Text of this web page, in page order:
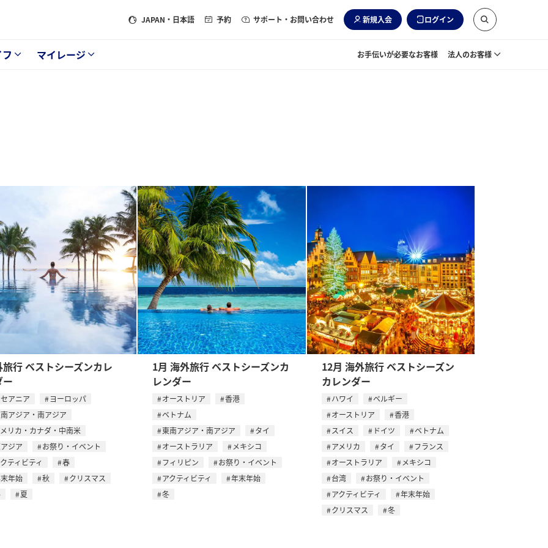
JAPAN ・日本語 予約 サポート・お問い合わせ 新規入会 ログイン
マイレージ お手伝いが必要なお客様 法人のお客様
行 ベストシーズンカレ
アニア
ヨーロッパ
アジア・南アジア
リカ・カナダ・中南米
ジア
お祭り・イベント
ティビティ
春
年始
秋
クリスマス
夏
1月 海外旅行 ベストシーズンカ
レンダー
オーストリア
香港
ベトナム
東南アジア・南アジア
タイ
オーストラリア
メキシコ
フィリピン
お祭り・イベント
アクティビティ
年末年始
冬
12月 海外旅行 ベストシーズン
カレンダー
ハワイ
ベルギー
オーストリア
香港
スイス
ドイツ
ベトナム
アメリカ
タイ
フランス
オーストラリア
メキシコ
台湾
お祭り・イベント
アクティビティ
年末年始
クリスマス
冬